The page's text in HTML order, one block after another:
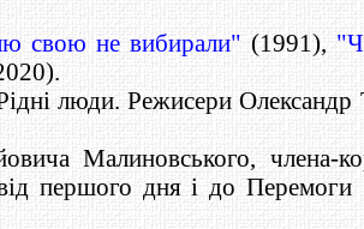
свою не вибирали"(1991),
люди. Режисери Олександр
Малиновського, члена-
першого дня і до